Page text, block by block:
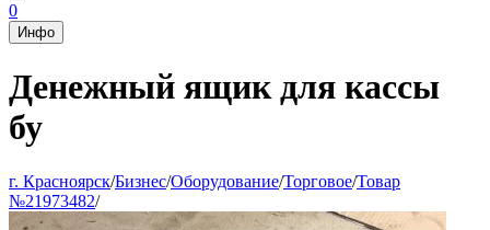
0
Инфо
Денежный ящик для кассы
бу
г. Красноярск/Бизнес/Оборудование/Торговое/Товар
№21973482/